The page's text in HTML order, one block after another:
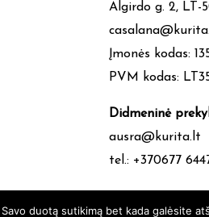
Algirdo g. 2, LT-
Įmonės kodas:
PVM kodas:
Didmeninė
ausra@kurita.lt
tel.: +370677
duotą sutikimą bet kada galėsite